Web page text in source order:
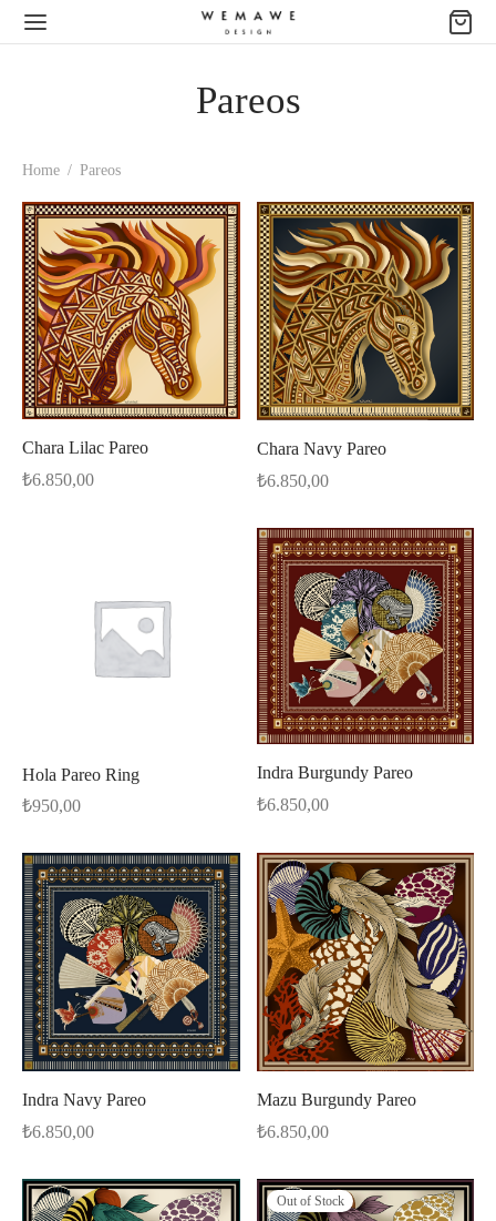
Pareos
Home / Pareos
Chara Lilac Pareo
₺6.850,00
Chara Navy Pareo
₺6.850,00
Hola Pareo Ring
₺950,00
Indra Burgundy Pareo
₺6.850,00
Indra Navy Pareo
₺6.850,00
Mazu Burgundy Pareo
₺6.850,00
Out of Stock